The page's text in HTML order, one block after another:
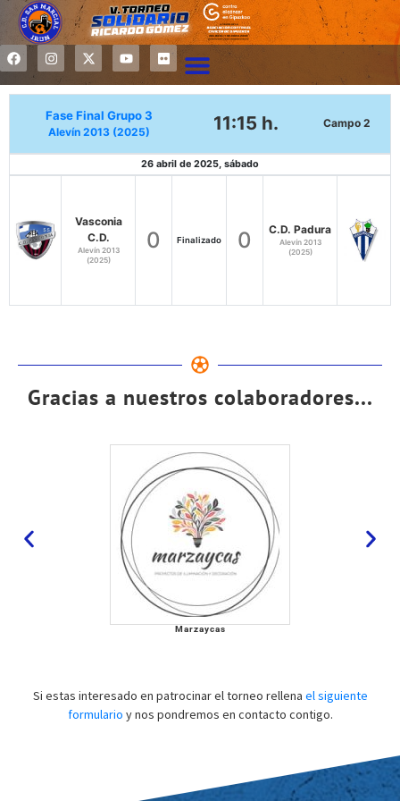
Fase Final Grupo 3
Alevín 2013 (2025) 11:15 h. Campo 2
26 abril de 2025, sábado
Vasconia
C.D.
Alevín 2013
(2025)
0 Finalizado 0 C.D. Padura
Alevín 2013
(2025)
Gracias a nuestros colaboradores...
Marzaycas
Si estas interesado en patrocinar el torneo rellena el siguiente
formulario y nos pondremos en contacto contigo.